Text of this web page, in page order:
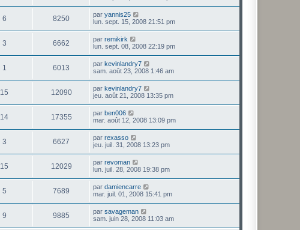
6 8250 par yannis25
lun. sept. 15, 2008 21:51 pm
3 6662 par remikirk
lun. sept. 08, 2008 22:19 pm
1 6013 par kevinlandry7
sam. août 23, 2008 1:46 am
15 12090 par kevinlandry7
jeu. août 21, 2008 13:35 pm
14 17355 par ben006
mar. août 12, 2008 13:09 pm
3 6627 par rexasso
jeu. juil. 31, 2008 13:23 pm
15 12029 par revoman
lun. juil. 28, 2008 19:38 pm
5 7689 par damiencarre
mar. juil. 01, 2008 15:41 pm
9 9885 par savageman
sam. juin 28, 2008 11:03 am